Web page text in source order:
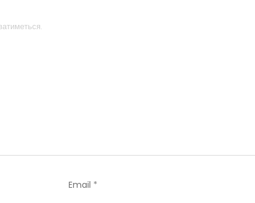
Email *